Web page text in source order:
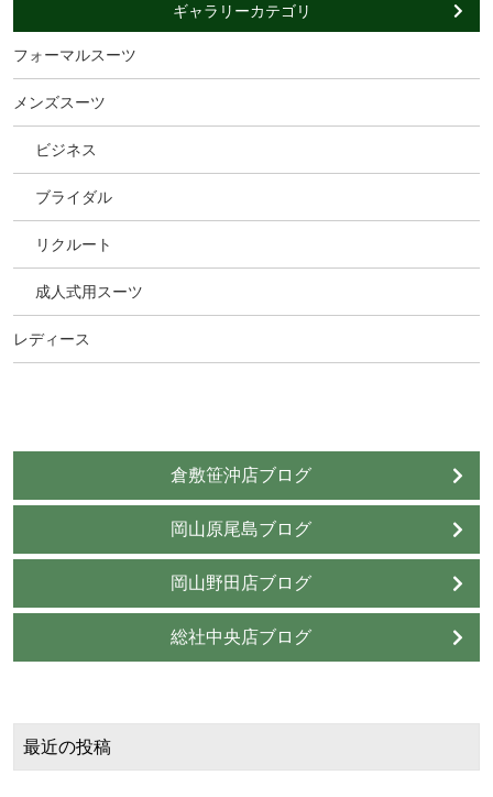
ギャラリーカテゴリ
フォーマルスーツ
メンズスーツ
ビジネス
ブライダル
リクルート
成人式用スーツ
レディース
倉敷笹沖店ブログ
岡山原尾島ブログ
岡山野田店ブログ
総社中央店ブログ
最近の投稿